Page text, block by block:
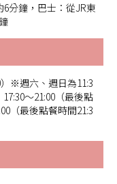
分鐘，巴士：從JR東
）※週六、週日為11:3
～21:00（最後點
（最後點餐時間21:3